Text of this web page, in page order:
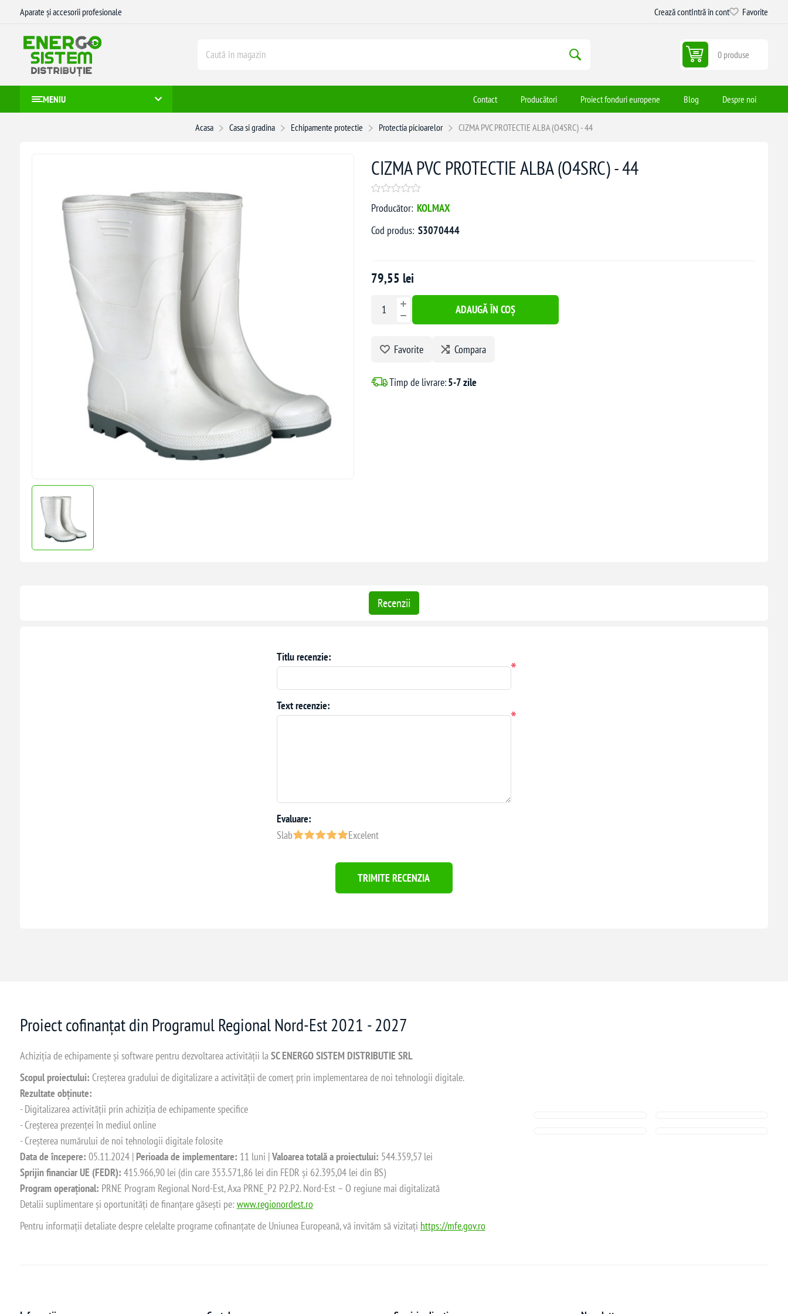
Aparate și accesorii profesionale Crează contIntră în cont Favorite
0 produse
MENIU Contact Producători Proiect fonduri europene Blog Despre noi
Acasa Casa si gradina Echipamente protectie Protectia picioarelor CIZMA PVC PROTECTIE ALBA (O4SRC) - 44
CIZMA PVC PROTECTIE ALBA (O4SRC) - 44
Producător: KOLMAX
Cod produs: S3070444
79,55 lei
ADAUGĂ ÎN COȘ
Favorite Compara
Timp de livrare:5-7 zile
Recenzii
Titlu recenzie:
*
Text recenzie:
*
Evaluare:
Slab
Excelent
TRIMITE RECENZIA
Proiect cofinanțat din Programul Regional Nord-Est 2021 - 2027
Achiziția de echipamente și software pentru dezvoltarea activității laSC ENERGO SISTEM DISTRIBUTIE SRL
Scopul proiectului: Creșterea gradului de digitalizare a activității de comerț prin implementarea de noi tehnologii digitale.
Rezultate obținute:
- Digitalizarea activității prin achiziția de echipamente specifice
- Creșterea prezenței în mediul online
- Creșterea numărului de noi tehnologii digitale folosite
Data de începere: 05.11.2024 | Perioada de implementare: 11 luni |Valoarea totală a proiectului: 544.359,57 lei
Sprijin financiar UE (FEDR): 415.966,90 lei (din care 353.571,86 lei din FEDR și 62.395,04 lei din BS)
Program operațional: PRNE Program Regional Nord-Est, Axa PRNE_P2 P2.P2. Nord-Est – O regiune mai digitalizată
Detalii suplimentare și oportunități de finanțare găsești pe: www.regionordest.ro
Pentru informații detaliate despre celelalte programe cofinanțate de Uniunea Europeană, vă invităm să vizitați https://mfe.gov.ro